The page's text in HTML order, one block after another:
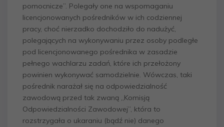
pomocnicze”. Polegały one na wspomaganiu
licencjonowanych pośredników w ich codziennej
pracy, choć nierzadko dochodziło do nadużyć,
polegających na wykonywaniu przez osoby podległe
pod licencjonowanego pośrednika w zasadzie
pełnego wachlarzu zadań, które ich przełożony
powinien wykonywać samodzielnie. Wówczas, taki
pośrednik narażał się na odpowiedzialność
zawodową przed tak zwaną „Komisją
Odpowiedzialności Zawodowej”, która to
rozstrzygała o ukaraniu (bądź nie) danego